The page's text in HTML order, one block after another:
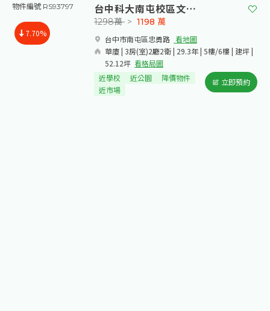
物件編號 RS93797
7.70%
台中科大南屯校區文山家園美宅
台中市南屯區忠勇路​ 看地圖
華廈 | 3房(室)2廳2衛 | 29.3年 | 5樓/6樓 | 建坪 |
52.12坪 看格局圖
1298萬 > 1198 萬
近學校 近公園
降價物件
近市場
立即預約